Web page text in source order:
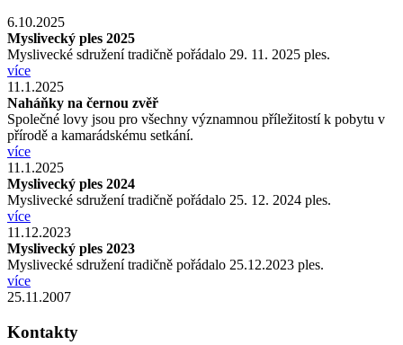
6.10.2025
Myslivecký ples 2025
Myslivecké sdružení tradičně pořádalo 29. 11. 2025 ples.
více
11.1.2025
Naháňky na černou zvěř
Společné lovy jsou pro všechny významnou příležitostí k pobytu v
přírodě a kamarádskému setkání.
více
11.1.2025
Myslivecký ples 2024
Myslivecké sdružení tradičně pořádalo 25. 12. 2024 ples.
více
11.12.2023
Myslivecký ples 2023
Myslivecké sdružení tradičně pořádalo 25.12.2023 ples.
více
25.11.2007
Kontakty